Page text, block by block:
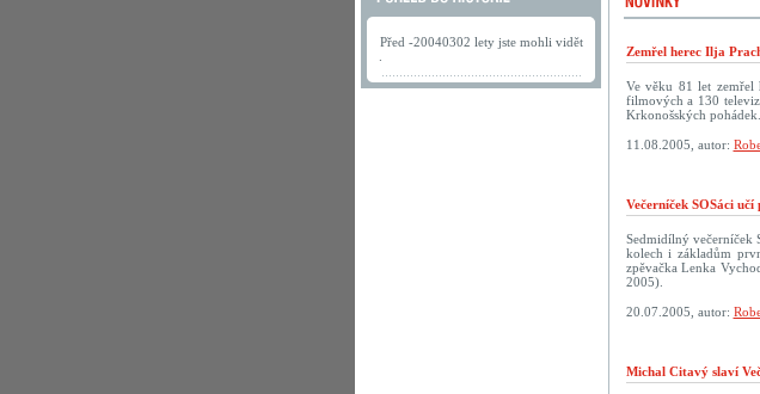
Před -20040302 lety jste mohli vidět
Zemřel herec Ilja
Ve věku 81 let zemřel
filmových a 130
Krkonošských
11.08.2005, autor:
Večerníček SOSáci
Sedmidílný večerníček
kolech i základům
zpěvačka Lenka
2005).
20.07.2005, autor:
Michal Citavý slaví